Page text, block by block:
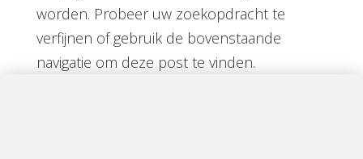
worden. Probeer uw zoekopdracht te
verfijnen of gebruik de bovenstaande
navigatie om deze post te vinden.